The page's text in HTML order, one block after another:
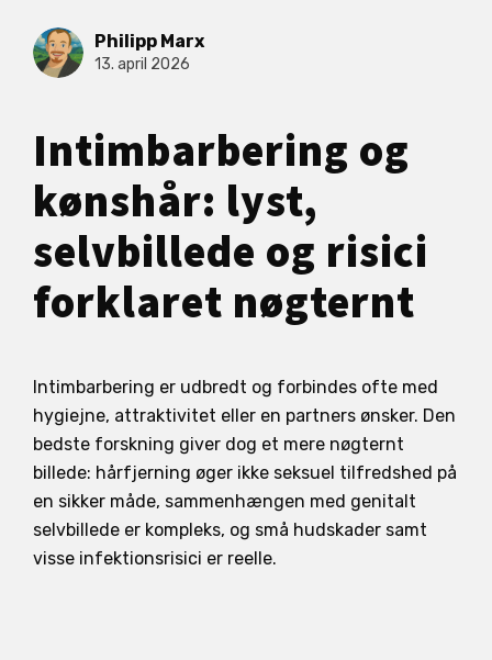
Philipp Marx
13. april 2026
Intimbarbering og
kønshår: lyst,
selvbillede og risici
forklaret nøgternt
Intimbarbering er udbredt og forbindes ofte med
hygiejne, attraktivitet eller en partners ønsker. Den
bedste forskning giver dog et mere nøgternt
billede: hårfjerning øger ikke seksuel tilfredshed på
en sikker måde, sammenhængen med genitalt
selvbillede er kompleks, og små hudskader samt
visse infektionsrisici er reelle.